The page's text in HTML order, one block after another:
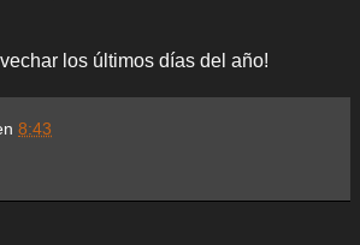
los últimos días del año!
8:43